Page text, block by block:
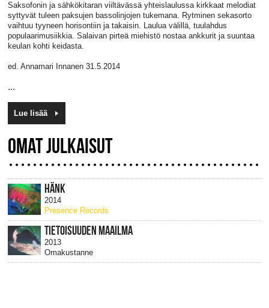
Saksofonin ja sähkökitaran viiltävässä yhteislaulussa kirkkaat melodiat
syttyvät tuleen paksujen bassolinjojen tukemana. Rytminen sekasorto
vaihtuu tyyneen horisontiin ja takaisin. Laulua välillä, tuulahdus
populaarimusiikkia. Salaivan pirteä miehistö nostaa ankkurit ja suuntaa
keulan kohti keidasta.
ed. Annamari Innanen 31.5.2014
...
Lue lisää
OMAT JULKAISUT
HÄNK
2014
Presence Records
TIETOISUUDEN MAAILMA
2013
Omakustanne